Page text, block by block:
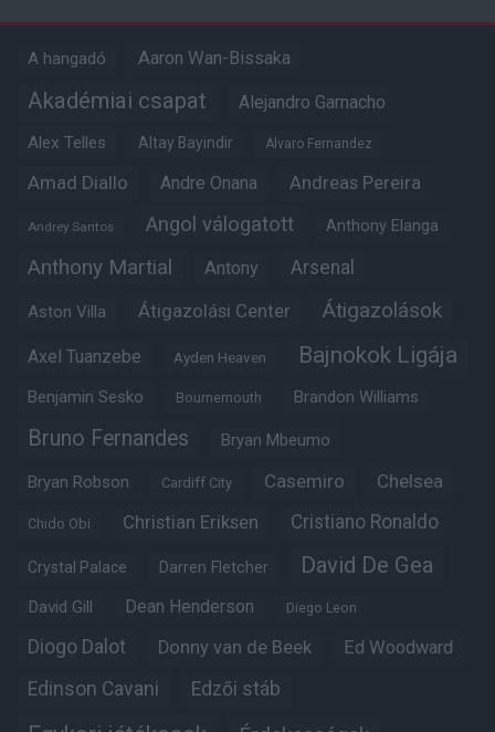
A hangadó Aaron Wan-Bissaka
Akadémiai csapat Alejandro Garnacho
Alex Telles Altay Bayindir Alvaro Fernandez
Amad Diallo Andre Onana Andreas Pereira
Andrey Santos Angol válogatott Anthony Elanga
Anthony Martial Antony Arsenal
Aston Villa Átigazolási Center Átigazolások
Axel Tuanzebe Ayden Heaven Bajnokok Ligája
Benjamin Sesko Bournemouth Brandon Williams
Bruno Fernandes Bryan Mbeumo
Bryan Robson Cardiff City Casemiro Chelsea
Chido Obi Christian Eriksen Cristiano Ronaldo
Crystal Palace Darren Fletcher David De Gea
David Gill Dean Henderson Diego Leon
Diogo Dalot Donny van de Beek Ed Woodward
Edinson Cavani Edzői stáb